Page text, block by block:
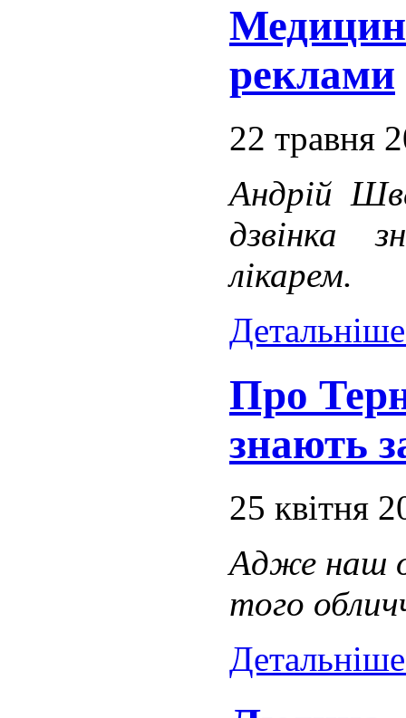
реклами
22 травня
Андрій
дзвінка
лікарем.
Про
знають
25 квітня
Адже наш
того